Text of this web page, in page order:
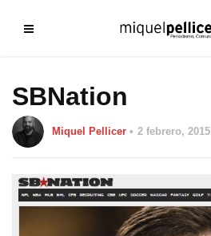
SBNation
Miquel Pellicer 2 febrero, 2015